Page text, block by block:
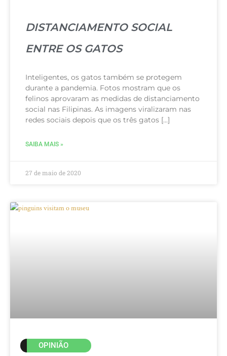
DISTANCIAMENTO SOCIAL
ENTRE OS GATOS
Inteligentes, os gatos também se protegem
durante a pandemia. Fotos mostram que os
felinos aprovaram as medidas de distanciamento
social nas Filipinas. As imagens viralizaram nas
redes sociais depois que os três gatos […]
SAIBA MAIS »
27 de maio de 2020
OPINIÃO